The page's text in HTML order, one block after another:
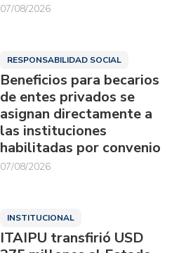
07/08/2026
RESPONSABILIDAD SOCIAL
Beneficios para becarios
de entes privados se
asignan directamente a
las instituciones
habilitadas por convenio
07/08/2026
INSTITUCIONAL
ITAIPU transfirió USD